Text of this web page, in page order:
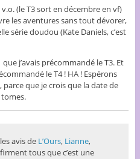
(le T3 sort en décembre en vf)
les aventures sans tout dévorer,
série doudou (Kate Daniels, c’est
j’avais précommandé le T3. Et
le T4 ! HA ! Espérons
que je crois que la date de
avis de L’Ours, Lianne,
tous que c’est une